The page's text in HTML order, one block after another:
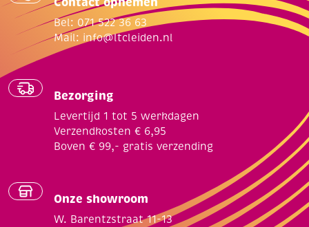
Bel: 071 522 36 63
Mail: info@ltcleiden.nl
Bezorging
Levertijd 1 tot 5 werkdagen
Verzendkosten € 6,95
Boven € 99,- gratis verzending
Onze showroom
W. Barentzstraat 11-13